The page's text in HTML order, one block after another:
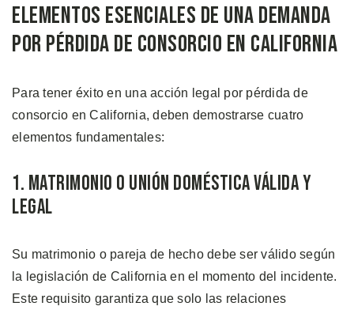
Elementos Esenciales de Una Demanda
Por Pérdida de Consorcio en California
Para tener éxito en una acción legal por pérdida de
consorcio en California, deben demostrarse cuatro
elementos fundamentales:
1. Matrimonio o Unión Doméstica Válida y
Legal
Su matrimonio o pareja de hecho debe ser válido según
la legislación de California en el momento del incidente.
Este requisito garantiza que solo las relaciones